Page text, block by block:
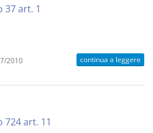
37 art. 1
2010 continua a leggere
724 art. 11